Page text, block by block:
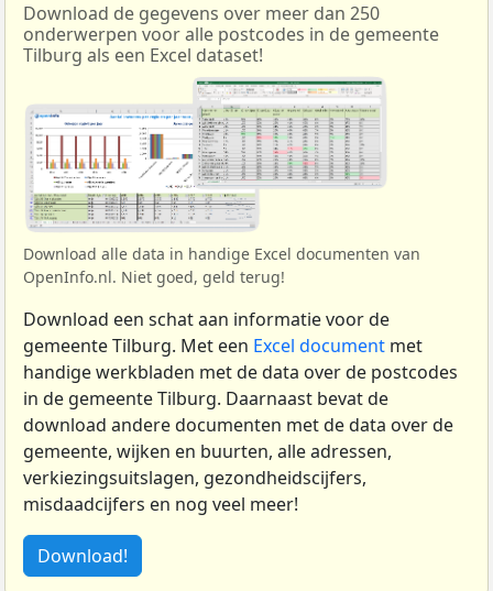
Download de gegevens over meer dan 250
onderwerpen voor alle postcodes in de gemeente
Tilburg als een Excel dataset!
Download alle data in handige Excel documenten van
OpenInfo.nl. Niet goed, geld terug!
Download een schat aan informatie voor de
gemeente Tilburg. Met een Excel document met
handige werkbladen met de data over de postcodes
in de gemeente Tilburg. Daarnaast bevat de
download andere documenten met de data over de
gemeente, wijken en buurten, alle adressen,
verkiezingsuitslagen, gezondheidscijfers,
misdaadcijfers en nog veel meer!
Download!